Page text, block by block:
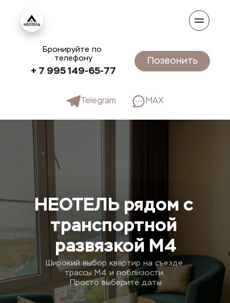
Позвонить
Бронируйте по
телефону
+ 7 995 149-65-77
Telegram MAX
НЕОТЕЛЬ рядом с
транспортной
развязкой М4
Широкий выбор квартир на съезде
трассы М4 и поблизости.
Просто выберите даты